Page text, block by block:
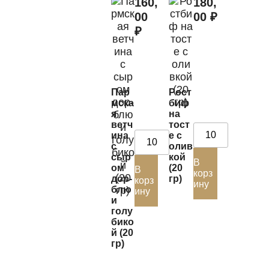
Пар
мска
я
ветч
ина
с
сыр
ом
дор-
блю
и
голу
бико
й (20
гр)
00
₽
В
корз
ину
Рост
биф
на
тост
е с
олив
кой
(20
гр)
00 ₽
В
корз
ину